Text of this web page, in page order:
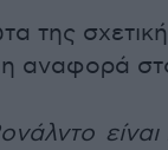
της
η αναφορά